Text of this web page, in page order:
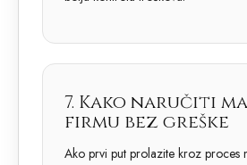
7. Kako naručiti
firmu bez greške
Ako prvi put prolazite kroz proces